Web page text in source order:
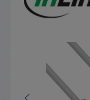
Bildergalerie überspringen